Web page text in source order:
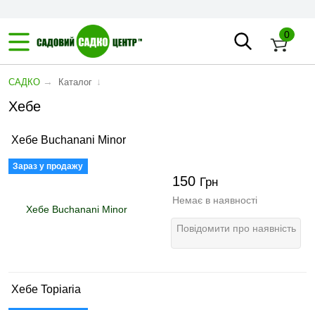
0
САДКО → Каталог ↓
Хебе
Хебе Buchanani Minor
Зараз у продажу
150 Грн
Немає в наявності
Повідомити про наявність
Хебе Topiaria